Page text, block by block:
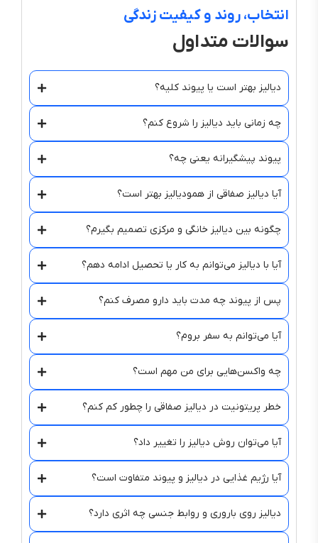
انتخاب، روند و کیفیت زندگی
سوالات متداول
دیالیز بهتر است یا پیوند کلیه؟
چه زمانی باید دیالیز را شروع کنم؟
پیوند پیشگیرانه یعنی چه؟
آیا دیالیز صفاقی از همودیالیز بهتر است؟
چگونه بین دیالیز خانگی و مرکزی تصمیم بگیرم؟
آیا با دیالیز می‌توانم به کار یا تحصیل ادامه دهم؟
پس از پیوند چه مدت باید دارو مصرف کنم؟
آیا می‌توانم به سفر بروم؟
چه واکسن‌هایی برای من مهم است؟
خطر پریتونیت در دیالیز صفاقی را چطور کم کنم؟
آیا می‌توان روش دیالیز را تغییر داد؟
آیا رژیم غذایی در دیالیز و پیوند متفاوت است؟
دیالیز روی باروری و روابط جنسی چه اثری دارد؟